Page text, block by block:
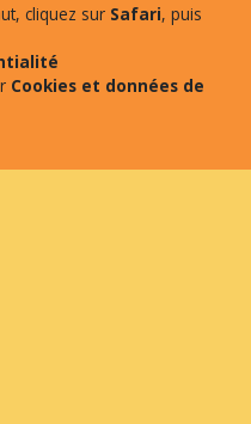
cliquez sur Safari, puis
Cookies et données de